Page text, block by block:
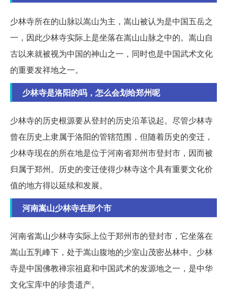
少林寺所在的山脉以嵩山为主，嵩山被认为是中国五岳之
一，因此少林寺实际上是坐落在嵩山山脉之中的。嵩山自
古以来就被视为中国的神山之一，同时也是中国武术文化
的重要发祥地之一。
少林寺是洛阳的吗，怎么会划给郑州呢
少林寺的历史根源要从登封的历史沿革说起。尽管少林寺
曾在历史上隶属于洛阳的管辖范围，但随着历史的变迁，
少林寺现在的所在地是位于河南省郑州市登封市，因而被
归属于郑州。历史的变迁使得少林寺这个具有重要文化价
值的地方得以延续和发展。
河南嵩山少林寺在那个市
河南省嵩山少林寺实际上位于郑州市的登封市，它坐落在
嵩山五乳峰下，处于嵩山腹地的少室山茂密丛林中。少林
寺是中国佛教禅宗祖庭和中国武术的发源地之一，是中华
文化宝库中的珍贵遗产。